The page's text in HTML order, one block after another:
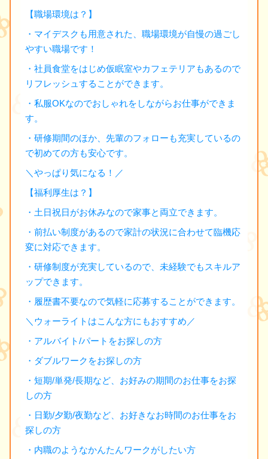
【職場環境は？】
・マイデスクも用意された、職場環境が自慢の過ごし
やすい職場です！
・社員食堂をはじめ仮眠室やカフェテリアもあるので
リフレッシュすることができます。
・私服OKなのでおしゃれをしながらお仕事ができま
す。
・研修期間のほか、先輩のフォローも充実しているの
で初めての方も安心です。
＼やっぱり気になる！／
【福利厚生は？】
・土日祝日がお休みなので家事と両立できます。
・前払い制度があるので家計の状況に合わせて臨機応
変に対応できます。
・研修制度が充実しているので、未経験でもスキルア
ップできます。
・履歴書不要なので気軽に応募することができます。
＼ウォーライトはこんな方にもおすすめ／
・アルバイト/パートをお探しの方
・ダブルワークをお探しの方
・短期/単発/長期など、お好みの期間のお仕事をお探
しの方
・日勤/夕勤/夜勤など、お好きなお時間のお仕事をお
探しの方
・内職のようなかんたんワークがしたい方